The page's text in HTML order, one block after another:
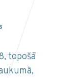
topošā